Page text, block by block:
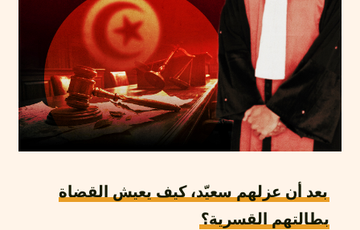
بعد أن عزلهم سعيّد، كيف يعيش القضاة
بطالتهم القسرية؟